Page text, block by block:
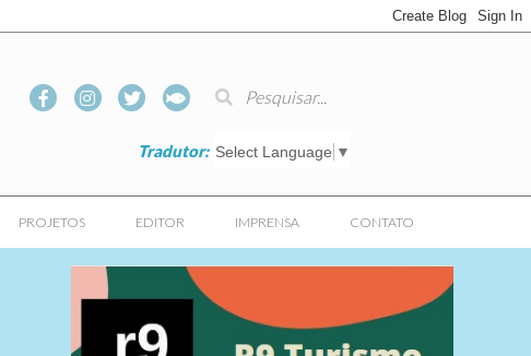
Select Language ▼
Tradutor:
PROJETOS EDITOR IMPRENSA CONTATO